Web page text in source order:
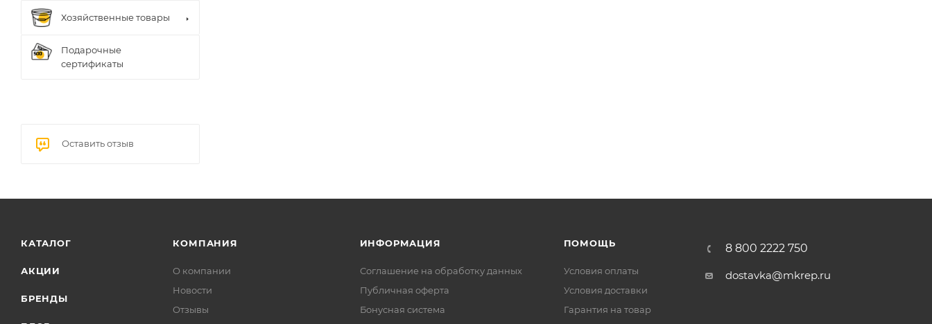
Хозяйственные товары
Подарочные
сертификаты
Оставить отзыв
КАТАЛОГ
АКЦИИ
БРЕНДЫ
КОМПАНИЯ
О компании
Новости
Отзывы
ИНФОРМАЦИЯ
Соглашение на обработку данных
Публичная оферта
Бонусная система
ПОМОЩЬ
Условия оплаты
Условия доставки
Гарантия на товар
8 800 2222 750
dostavka@mkrep.ru